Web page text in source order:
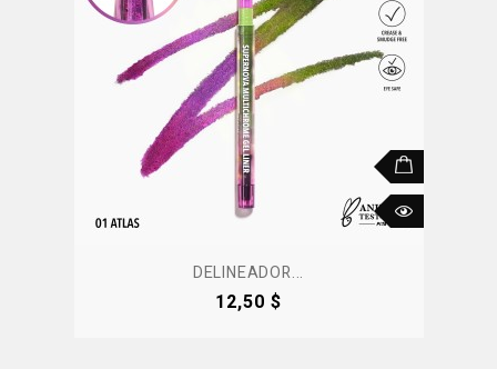
DELINEADOR...
Precio
12,50 $